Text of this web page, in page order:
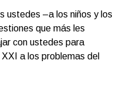
ustedes –a los niños y los
que más les
con ustedes para
a los problemas del